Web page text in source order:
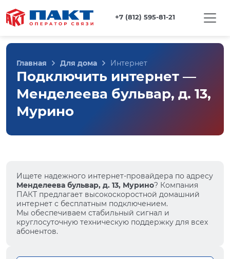
+7 (812) 595-81-21
Главная Для дома Интернет
Подключить интернет —
Менделеева бульвар, д. 13,
Мурино
Ищете надежного интернет-провайдера по адресу
Менделеева бульвар, д. 13, Мурино? Компания
ПАКТ предлагает высокоскоростной домашний
интернет с бесплатным подключением.
Мы обеспечиваем стабильный сигнал и
круглосуточную техническую поддержку для всех
абонентов.